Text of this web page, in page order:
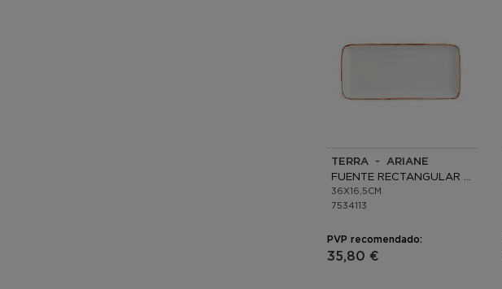
TERRA - ARIANE
36X16,5CM
7534113
PVP recomendado:
35,80 €